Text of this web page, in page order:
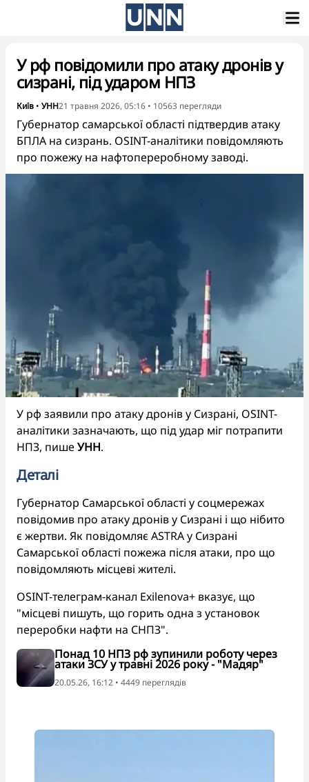
У рф повідомили про атаку дронів у
сизрані, під ударом НПЗ
Київ • УНН21 травня 2026, 05:16 • 10563 перегляди
Губернатор самарської області підтвердив атаку
БПЛА на сизрань. OSINT-аналітики повідомляють
про пожежу на нафтопереробному заводі.
У рф заявили про атаку дронів у Сизрані, OSINT-
аналітики зазначають, що під удар міг потрапити
НПЗ, пише УНН.
Деталі
Губернатор Самарської області у соцмережах
повідомив про атаку дронів у Сизрані і що нібито
є жертви. Як повідомляє ASTRA у Сизрані
Самарської області пожежа після атаки, про що
повідомляють місцеві жителі.
OSINT-телеграм-канал Exilenova+ вказує, що
"місцеві пишуть, що горить одна з установок
переробки нафти на СНПЗ".
Понад 10 НПЗ рф зупинили роботу через
атаки ЗСУ у травні 2026 року - "Мадяр"
20.05.26, 16:12 • 4449 переглядiв